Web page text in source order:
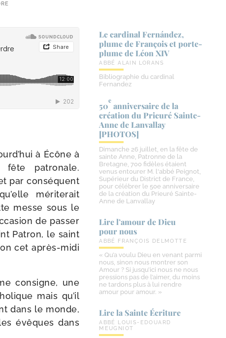
à Écône à
patro­nale.
par consé­quent
méri­te­rait
messe sous le
de pas­ser
Patron, le saint
cet après-​midi
consigne, une
mais qu’il
dans le monde,
évêques dans
Le cardinal Fernández,
plume de François et porte-​
plume de Léon XIV
ABBÉ ALAIN LORANS
Bibliographie du cardinal
Fernandez
50
e
anniversaire de la
création du Prieuré Sainte-​
Anne de Lanvallay
[PHOTOS]
Dimanche 26 juillet, en la fête de
sainte Anne, Patronne de la
Bretagne, 700 fidèles étaient
venus entourer M. l'abbé Peignot,
Supérieur du District de France,
pour célébrer le 50e anniversaire
de la création du Prieuré Sainte-
Anne de Lanvallay
Lire l’amour de Dieu
pour nous
ABBÉ FRANÇOIS DELMOTTE
« Qu’a voulu Dieu en venant parmi
nous, sinon nous montrer son
Amour ? Si jusqu’ici nous ne nous
pressions pas de l’aimer, du moins
ne tardons plus à lui rendre
amour pour amour. »
Lire la Sainte Écriture
ABBÉ LOUIS-EDOUARD
MEUGNIOT